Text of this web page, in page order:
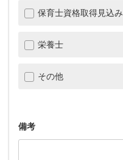
保育士資格取得見込み
栄養士
その他
備考